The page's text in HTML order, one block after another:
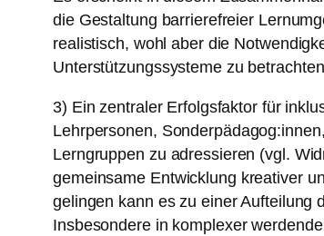
die Gestaltung barrierefreier
realistisch, wohl aber die
Unterstützungssysteme zu
3) Ein zentraler Erfolgsfaktor für
Lehrpersonen,
Lerngruppen zu adressieren (vgl.
gemeinsame Entwicklung kreativer
gelingen kann es zu einer Aufteilung
Insbesondere in komplexer